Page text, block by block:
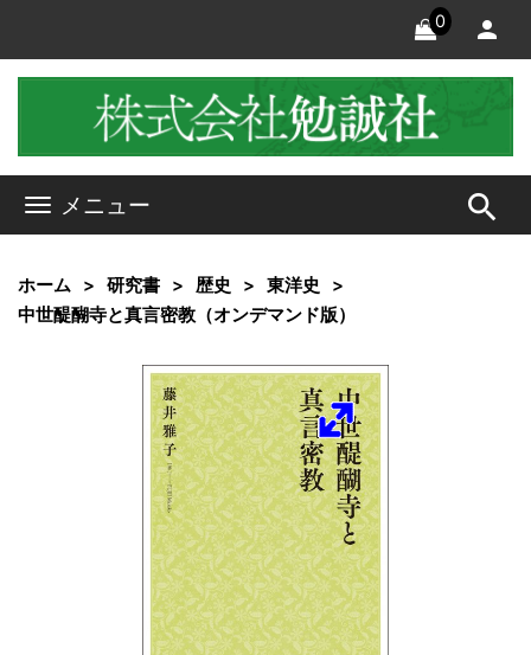
0
メニュー search
ホーム 研究書 歴史
東洋史
中世醍醐寺と真言密教（オンデマンド版）